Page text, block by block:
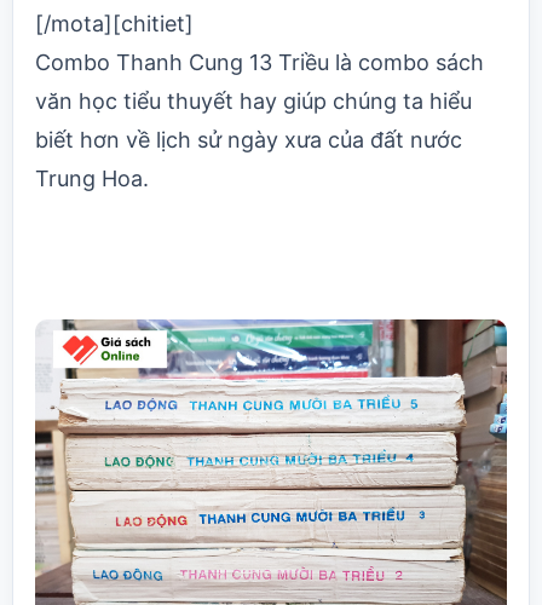
[/mota][chitiet]
Combo Thanh Cung 13 Triều là combo sách
văn học tiểu thuyết hay giúp chúng ta hiểu
biết hơn về lịch sử ngày xưa của đất nước
Trung Hoa.